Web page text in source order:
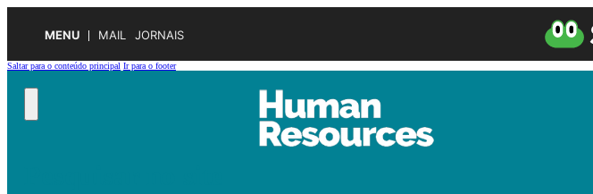
MENU MAIL JORNAIS
Saltar para o conteúdo principal Ir para o footer